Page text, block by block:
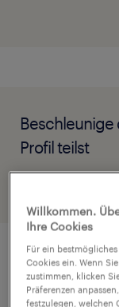
Profil teilst
Job Details
Willkommen.
Ihre Cookies
Für ein
Cookies ein. Wenn
zustimmen, klicken
Präferenzen
festzulegen, welchen